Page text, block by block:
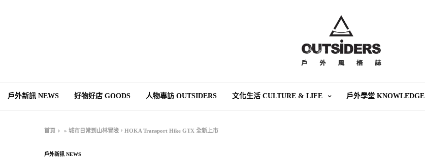
戶外新訊 NEWS 好物好店 GOODS 人物專訪 OUTSIDERS 文化生活 CULTURE & LIFE 戶外學堂 KNOWLEDGE
首頁 »城市日常到山林冒險，HOKA Transport Hike GTX 全新上市
戶外新訊 NEWS